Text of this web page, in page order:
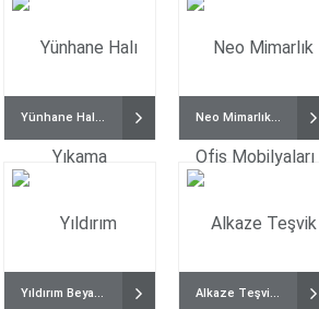
Yünhane Halı Yıkama Neo Mimarlık Ofis Mobilyaları
Yıldırım Beyazıt taksi Alkaze Teşvik Danışmanlığı